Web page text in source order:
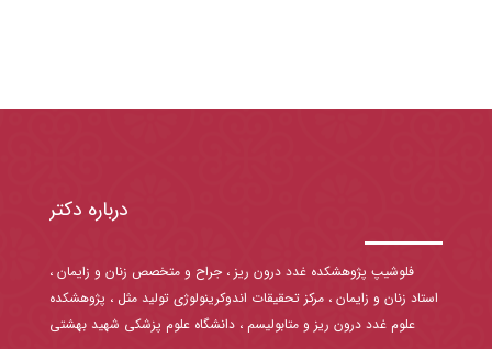
درباره دکتر
فلوشیپ پژوهشکده غدد درون ریز ، جراح و متخصص زنان و زایمان ،
استاد زنان و زایمان ، مرکز تحقیقات اندوکرینولوژی تولید مثل ، پژوهشکده
علوم غدد درون ریز و متابولیسم ، دانشگاه علوم پزشکی شهید بهشتی